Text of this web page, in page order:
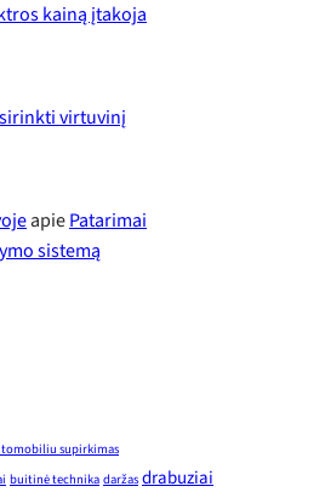
kainą įtakoja
virtuvinį
apiePatarimai
sistemą
supirkimas
buitinė technika daržas drabuziai